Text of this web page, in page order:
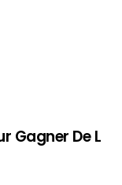
Gagner De L